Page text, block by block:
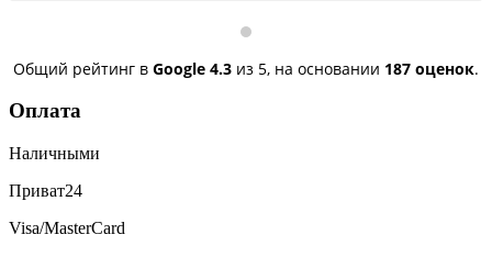
сегодня получила телефон, всё исправили, заряд
Общий рейтинг в Google 4.3 из 5, на основании 187 оценок.
Оплата
Наличными
Приват24
Visa/MasterCard